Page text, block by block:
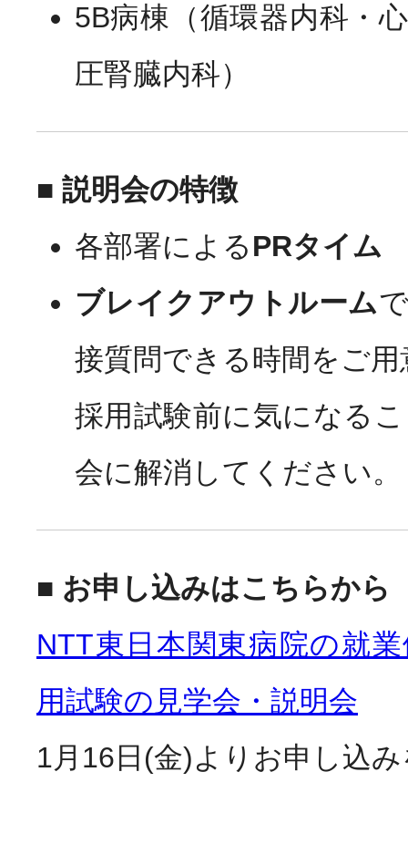
5B病棟（循環器内科・
圧腎臓内科）
■ 説明会の特徴
各部署によるPRタイム
ブレイクアウトルーム
接質問できる時間をご用
採用試験前に気になる
会に解消してください。
■ お申し込みはこちらから
NTT東日本関東病院の就
用試験の見学会・説明会
1月16日(金)よりお申し込